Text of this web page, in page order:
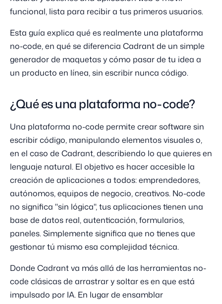
funcional, lista para recibir a tus primeros usuarios.
Esta guía explica qué es realmente una plataforma
no-code, en qué se diferencia Cadrant de un simple
generador de maquetas y cómo pasar de tu idea a
un producto en línea, sin escribir nunca código.
¿Qué es una plataforma no-code?
Una plataforma no-code permite crear software sin
escribir código, manipulando elementos visuales o,
en el caso de Cadrant, describiendo lo que quieres en
lenguaje natural. El objetivo es hacer accesible la
creación de aplicaciones a todos: emprendedores,
autónomos, equipos de negocio, creativos. No-code
no significa "sin lógica", tus aplicaciones tienen una
base de datos real, autenticación, formularios,
paneles. Simplemente significa que no tienes que
gestionar tú mismo esa complejidad técnica.
Donde Cadrant va más allá de las herramientas no-
code clásicas de arrastrar y soltar es en que está
impulsado por IA. En lugar de ensamblar